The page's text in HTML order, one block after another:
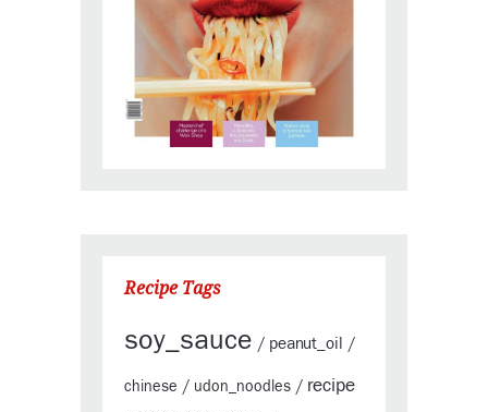
Recipe Tags
soy_sauce / peanut_oil /
chinese / udon_noodles / recipe